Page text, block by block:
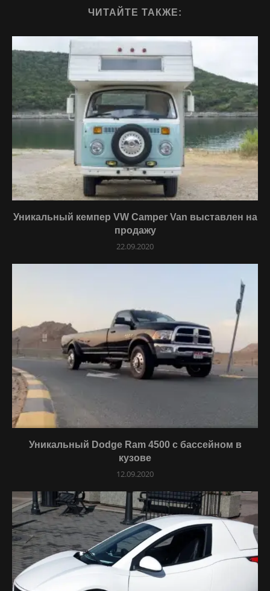
ЧИТАЙТЕ ТАКЖЕ:
Уникальный кемпер VW Camper Van выставлен на
продажу
22.09.2020
Уникальный Dodge Ram 4500 с бассейном в
кузове
12.09.2020